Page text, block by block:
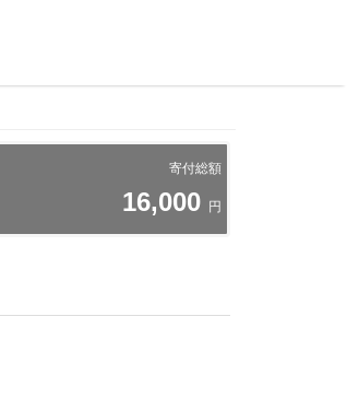
寄付総額
16,000 円